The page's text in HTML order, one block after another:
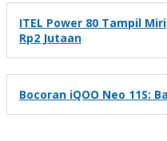
ITEL Power 80 Tampil
Rp2 Jutaan
Bocoran iQOO Neo 11S: